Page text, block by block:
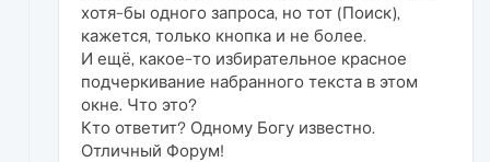
хотя-бы одного запроса, но тот (Поиск),
кажется, только кнопка и не более.
И ещё, какое-то избирательное красное
подчеркивание набранного текста в этом
окне. Что это?
Кто ответит? Одному Богу известно.
Отличный Форум!